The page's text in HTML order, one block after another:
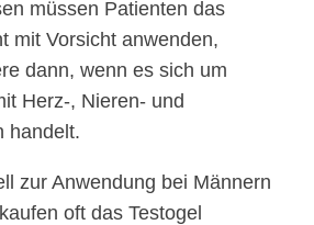
müssen Patienten das
mit Vorsicht anwenden,
dann, wenn es sich um
Herz-, Nieren- und
handelt.
zur Anwendung bei Männern
oft das Testogel